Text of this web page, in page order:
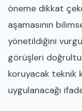
öneme dikkat
aşamasının
yönetildiğini
görüşleri
koruyacak teknik
uygulanacağı